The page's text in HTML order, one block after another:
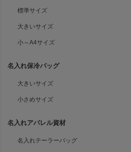
標準サイズ
大きいサイズ
小～A4サイズ
名入れ保冷バッグ
大きいサイズ
小さめサイズ
名入れアパレル資材
名入れテーラーバッグ